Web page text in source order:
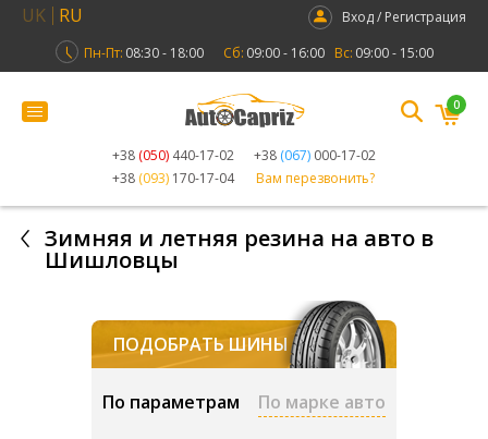
UK RU
Вход / Регистрация
Пн-Пт: 08:30 - 18:00 Сб: 09:00 - 16:00 Вс: 09:00 - 15:00
+38 (050) 440-17-02 +38 (067) 000-17-02
+38 (093) 170-17-04 Вам перезвонить?
0
Зимняя и летняя резина на авто в
Шишловцы
ПОДОБРАТЬ ШИНЫ
По параметрам По марке авто